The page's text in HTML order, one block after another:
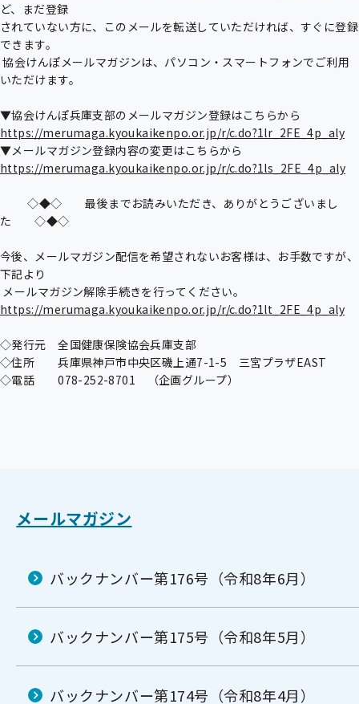
ど、まだ登録
されていない方に、このメールを転送していただければ、すぐに登録
できます。
協会けんぽメールマガジンは、パソコン・スマートフォンでご利用
いただけます。
https://merumaga.kyoukaikenpo.or.jp/r/c.do?1lr_2FE_4p_aly
https://merumaga.kyoukaikenpo.or.jp/r/c.do?1ls_2FE_4p_aly
          ◇◆◇　　最後までお読みいただき、ありがとうございまし
た　　◇◆◇
今後、メールマガジン配信を希望されないお客様は、お手数ですが、
下記より
https://merumaga.kyoukaikenpo.or.jp/r/c.do?1lt_2FE_4p_aly
◇発行元　全国健康保険協会兵庫支部
◇住所　　兵庫県神戸市中央区磯上通7-1-5　三宮プラザEAST
◇電話　　078-252-8701　（企画グループ）
メールマガジン
バックナンバー第176号（令和8年6月）
バックナンバー第175号（令和8年5月）
バックナンバー第174号（令和8年4月）